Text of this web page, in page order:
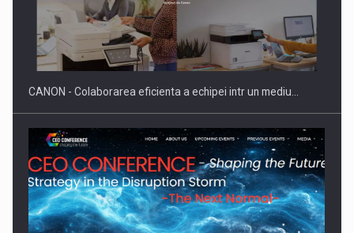
Producatorii si comerciantii care nu se supun noilor
reglementari…
CANON - Colaborarea eficienta a echipei intr un mediu…